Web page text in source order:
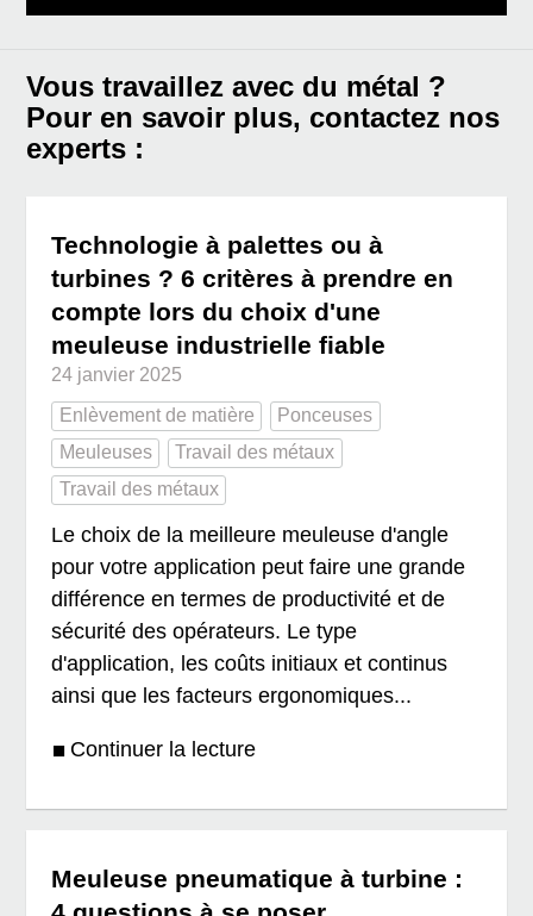
Vous travaillez avec du métal ?
Pour en savoir plus, contactez nos
experts :
Technologie à palettes ou à
turbines ? 6 critères à prendre en
compte lors du choix d'une
meuleuse industrielle fiable
24 janvier 2025
Enlèvement de matière
Ponceuses
Meuleuses
Travail des métaux
Travail des métaux
Le choix de la meilleure meuleuse d'angle
pour votre application peut faire une grande
différence en termes de productivité et de
sécurité des opérateurs. Le type
d'application, les coûts initiaux et continus
ainsi que les facteurs ergonomiques...
Continuer la lecture
Meuleuse pneumatique à turbine :